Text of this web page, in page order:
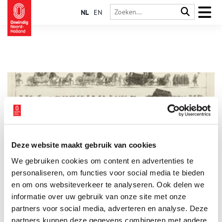
Deze website maakt gebruik van cookies
We gebruiken cookies om content en advertenties te
personaliseren, om functies voor social media te bieden
en om ons websiteverkeer te analyseren. Ook delen we
informatie over uw gebruik van onze site met onze
partners voor social media, adverteren en analyse. Deze
partners kunnen deze gegevens combineren met andere
NL EN
Wanneer er iemand overlijdt, breekt voor de nabestaanden een
periode van rouw aan. Tegenwoordig neemt men vaak samen
afscheid van de overledene tijdens een uitvaart, maar is het
rouwproces daarna meestal een privéaangelegenheid. Vroeger
was dat anders en kon je vaak in één oogopslag zien dat
iemand ‘in de rouw’ was. Strenge etiquetteregels schreven tot
in de 20e eeuw voor dat men na een overlijden tijdelijk